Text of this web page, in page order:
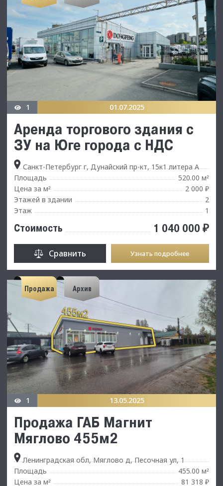
1 01.07.2025
Аренда торгового здания с
ЗУ на Юге города с НДС
Санкт-Петербург г, Дунайский пр-кт, 15к1 литера А
Площадь
520.00 м²
Цена за м²
2 000 ₽
Этажей в здании
2
Этаж
1
Стоимость 1 040 000 ₽
Сравнить Узнать подробнее
Продажа Архив
1 13.05.2025
Продажа ГАБ Магнит
Мяглово 455м2
Ленинградская обл, Мяглово д, Песочная ул, 1
Площадь
455.00 м²
Цена за м² 81 318 ₽